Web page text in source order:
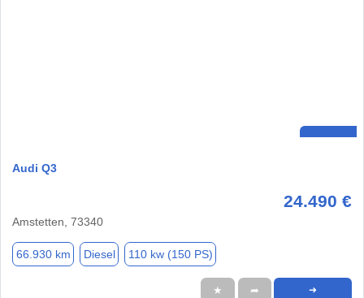
Audi Q3
24.490 €
Amstetten, 73340
66.930 km Diesel 110 kw (150 PS)
★ ➦ ➜